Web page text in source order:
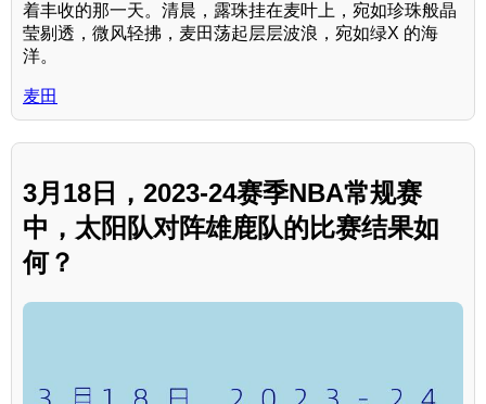
着丰收的那一天。清晨，露珠挂在麦叶上，宛如珍珠般晶
莹剔透，微风轻拂，麦田荡起层层波浪，宛如绿X 的海
洋。
麦田
3月18日，2023-24赛季NBA常规赛
中，太阳队对阵雄鹿队的比赛结果如
何？